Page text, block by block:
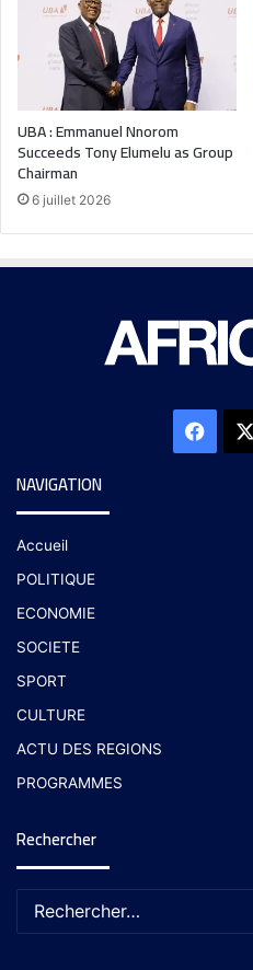
UBA : Emmanuel Nnorom
Succeeds Tony Elumelu as Group
Chairman
6 juillet 2026
NAVIGATION
Accueil
POLITIQUE
ECONOMIE
SOCIETE
SPORT
CULTURE
ACTU DES REGIONS
PROGRAMMES
Rechercher